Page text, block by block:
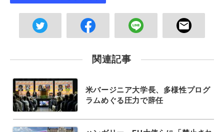
関連記事
米バージニア大学長、多様性プログ
ラムめぐる圧力で辞任